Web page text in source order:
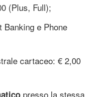
(Plus, Full);
Banking e Phone
cartaceo: € 2,00
presso la stessa